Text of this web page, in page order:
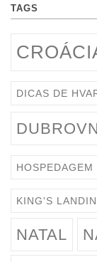
TAGS
DICAS DE
HOSPEDAGEM
KING'S
NATAL